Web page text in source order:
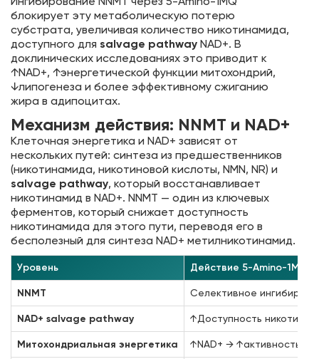
блокирует эту метаболическую потерю
субстрата, увеличивая количество никотинамида,
доступного для salvage pathway NAD+. В
доклинических исследованиях это приводит к
↑NAD+, ↑энергетической функции митохондрий,
↓липогенеза и более эффективному сжиганию
жира в адипоцитах.
Механизм действия: NNMT и NAD+
Клеточная энергетика и NAD+ зависят от
нескольких путей: синтеза из предшественников
(никотинамида, никотиновой кислоты, NMN, NR) и
salvage pathway, который восстанавливает
никотинамид в NAD+. NNMT — один из ключевых
ферментов, который снижает доступность
никотинамида для этого пути, переводя его в
бесполезный для синтеза NAD+ метилникотинамид.
Уровень Действие 5-Amino-1MQ
NNMT Селективное
NAD+ salvage pathway ↑Доступность
Митохондриальная энергетика ↑NAD+ → ↑активность